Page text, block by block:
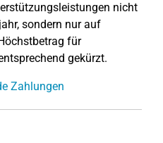
nicht
sondern nur auf
für
gekürzt.
Zahlungen